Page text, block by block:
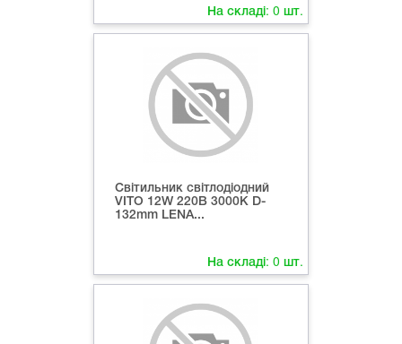
На складі: 0 шт.
Світильник світлодіодний
VITO 12W 220В 3000K D-
132mm LENA...
На складі: 0 шт.